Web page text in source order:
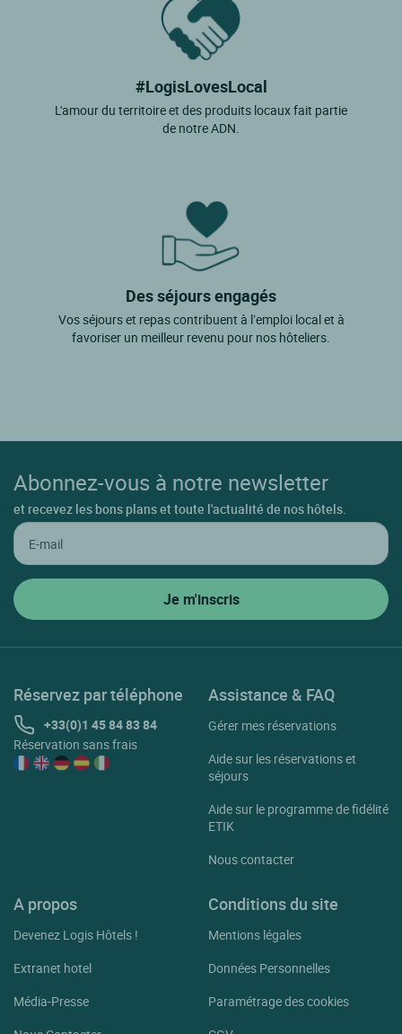
#LogisLovesLocal
L'amour du territoire et des produits locaux fait partie
de notre ADN.
Des séjours engagés
Vos séjours et repas contribuent à l’emploi local et à
favoriser un meilleur revenu pour nos hôteliers.
Abonnez-vous à notre newsletter
et recevez les bons plans et toute l'actualité de nos hôtels.
Réservez par téléphone
+33(0)1 45 84 83 84
Réservation sans frais
Assistance & FAQ
Gérer mes réservations
Aide sur les réservations et
séjours
Aide sur le programme de fidélité
ETIK
Nous contacter
A propos
Devenez Logis Hôtels !
Extranet hotel
Média-Presse
Conditions du site
Mentions légales
Données Personnelles
Paramétrage des cookies